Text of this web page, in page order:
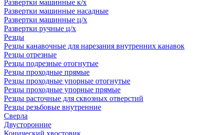
Развертки машинные к/х
Развертки машинные насадные
Развертки машинные ц/х
Развертки ручные ц/х
Резцы
Резцы канавочные для нарезания внутренних канавок
Резцы отрезные
Резцы подрезные отогнутые
Резцы проходные прямые
Резцы проходные упорные отогнутые
Резцы проходные упорные прямые
Резцы расточные для сквозных отверстий
Резцы резьбовые внутренние
Сверла
Двусторонние
Конический хвостовик